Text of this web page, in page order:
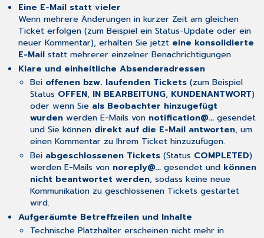
Eine E-Mail statt vieler
Wenn mehrere Änderungen in kurzer Zeit am gleichen
Ticket erfolgen (zum Beispiel ein Status-Update oder ein
neuer Kommentar), erhalten Sie jetzt eine konsolidierte
E-Mailstatt mehrerer einzelner Benachrichtigungen .
Klare und einheitliche Absenderadressen
Bei offenen bzw. laufenden Tickets(zum Beispiel
Status OFFEN, IN BEARBEITUNG, KUNDENANTWORT)
oder wenn Sie als Beobachter hinzugefügt
wurdenwerden E-Mails von notification@…gesendet
und Sie können direkt auf die E-Mail antworten, um
einen Kommentar zu Ihrem Ticket hinzuzufügen.
Bei abgeschlossenen Tickets(Status COMPLETED)
werden E-Mails von noreply@…gesendet und können
nicht beantwortet werden, sodass keine neue
Kommunikation zu geschlossenen Tickets gestartet
wird.
Aufgeräumte Betreffzeilen und Inhalte
Technische Platzhalter erscheinen nicht mehr in